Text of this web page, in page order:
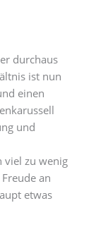
durchaus
ist nun
einen
und
viel zu wenig
an
etwas